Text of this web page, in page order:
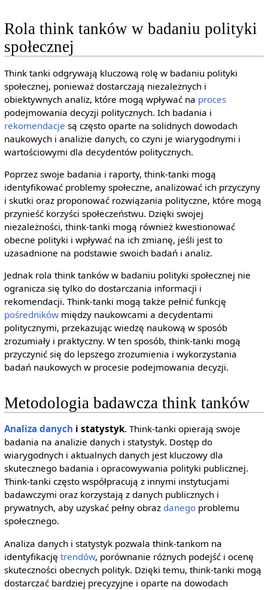
Rola think tanków w badaniu polityki
społecznej
Think tanki odgrywają kluczową rolę w badaniu polityki
społecznej, ponieważ dostarczają niezależnych i
obiektywnych analiz, które mogą wpływać na proces
podejmowania decyzji politycznych. Ich badania i
rekomendacje są często oparte na solidnych dowodach
naukowych i analizie danych, co czyni je wiarygodnymi i
wartościowymi dla decydentów politycznych.
Poprzez swoje badania i raporty, think-tanki mogą
identyfikować problemy społeczne, analizować ich przyczyny
i skutki oraz proponować rozwiązania polityczne, które mogą
przynieść korzyści społeczeństwu. Dzięki swojej
niezależności, think-tanki mogą również kwestionować
obecne polityki i wpływać na ich zmianę, jeśli jest to
uzasadnione na podstawie swoich badań i analiz.
Jednak rola think tanków w badaniu polityki społecznej nie
ogranicza się tylko do dostarczania informacji i
rekomendacji. Think-tanki mogą także pełnić funkcję
pośrednikówmiędzy naukowcami a decydentami
politycznymi, przekazując wiedzę naukową w sposób
zrozumiały i praktyczny. W ten sposób, think-tanki mogą
przyczynić się do lepszego zrozumienia i wykorzystania
badań naukowych w procesie podejmowania decyzji.
Metodologia badawcza think tanków
Analiza danych i statystyk. Think-tanki opierają swoje
badania na analizie danych i statystyk. Dostęp do
wiarygodnych i aktualnych danych jest kluczowy dla
skutecznego badania i opracowywania polityki publicznej.
Think-tanki często współpracują z innymi instytucjami
badawczymi oraz korzystają z danych publicznych i
prywatnych, aby uzyskać pełny obraz danegoproblemu
społecznego.
Analiza danych i statystyk pozwala think-tankom na
identyfikację trendów, porównanie różnych podejść i ocenę
skuteczności obecnych polityk. Dzięki temu, think-tanki mogą
dostarczać bardziej precyzyjne i oparte na dowodach